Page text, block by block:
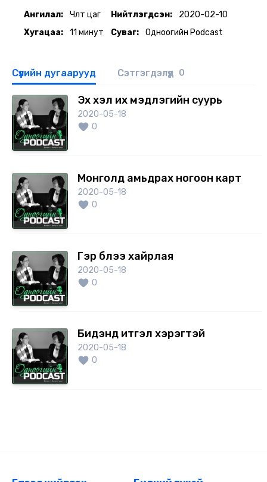
яаж мөнгө хийж болох вэ гэх бодол төрөв. Гай
амьдралын салшгүй хэсэг, гамшиг дэлхийн хаа
тэрүү, сүүлийн жилүүдэд глобал гамшиг улам олон
тохиолдох болсон. НҮБ-аас өмнөд болон зүүн
Азид болох гамшгийн нөөцөнд зориулж хүнс,
тусламжийн нөөц хадгалах үлэмж том
агуулахуудыг Хөшигийн хөндийгөөс холгүй
баривал... , үүнийгээ дагаад Тэнд гарах олон
ажлын байранд манай залуучууд орж, НҮБ-д
дэд бүтэц дагаад хөгжинө. Нөөцийн төвийг
дагаж хувийн хэвшлийн үйлчилгээ ажиллана.
Нөгөөтэйгүүр ядарсан бусдад туслах нь
Бурханы хүсэлд нийцнэ бизээ.
Ангилал:
Чөлөөт цаг
Хугацаа:
11 минут
Нийтлэгдсэн:
2020-02-10
Суваг:
Одноогийн Podcast
Сүүлийн дугаарууд Сэтгэгдэлүүд 0
Эх хэл их мэдлэгийн суурь
2020-05-18
0
Монголд амьдрах ногоон карт
2020-05-18
0
Гэр бүлээ хайрлая
2020-05-18
0
Бидэнд итгэл хэрэгтэй
2020-05-18
0